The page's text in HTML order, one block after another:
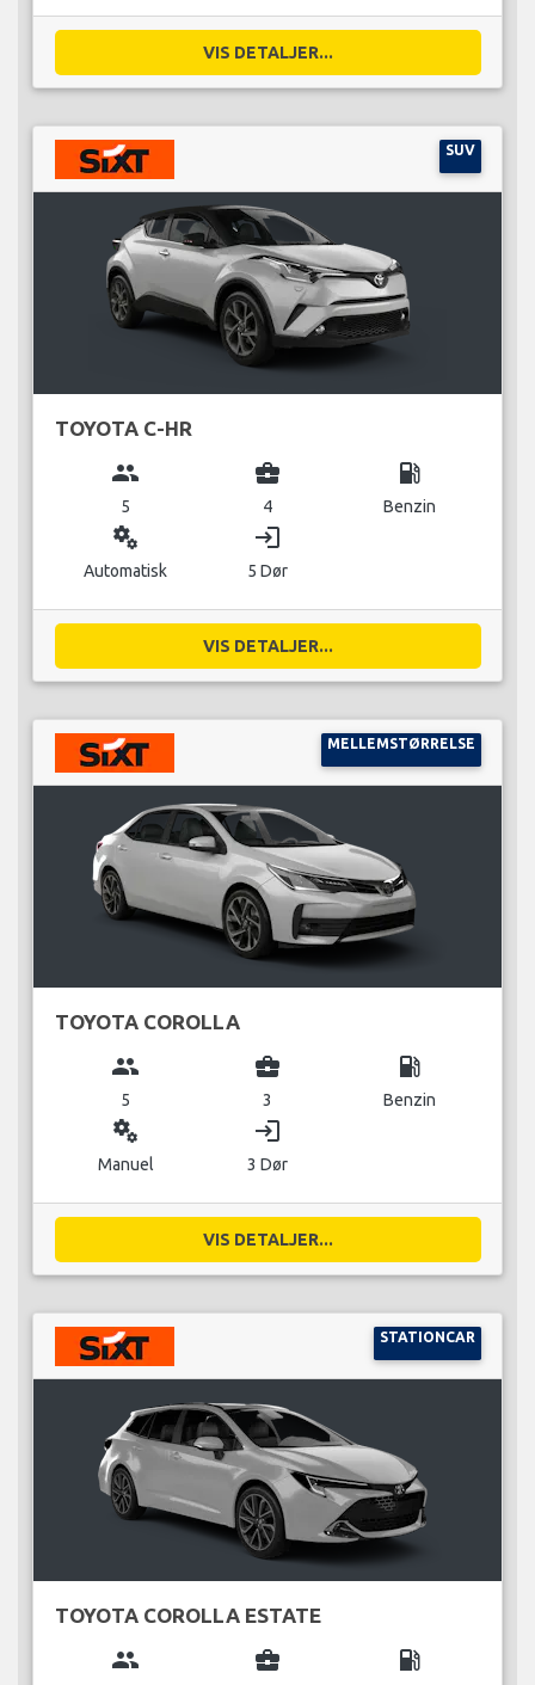
VIS DETALJER...
SUV
TOYOTA C-HR
group
5
business_center
4
local_gas_station
Benzin
miscellaneous_services
Automatisk
login
5 Dør
VIS DETALJER...
MELLEMSTØRRELSE
TOYOTA COROLLA
group
5
business_center
3
local_gas_station
Benzin
miscellaneous_services
Manuel
login
3 Dør
VIS DETALJER...
STATIONCAR
TOYOTA COROLLA ESTATE
group business_center local_gas_station